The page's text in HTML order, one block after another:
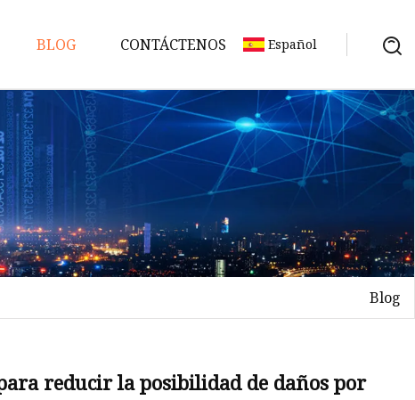
BLOG CONTÁCTENOS Español
Blog
reducir la posibilidad de daños por